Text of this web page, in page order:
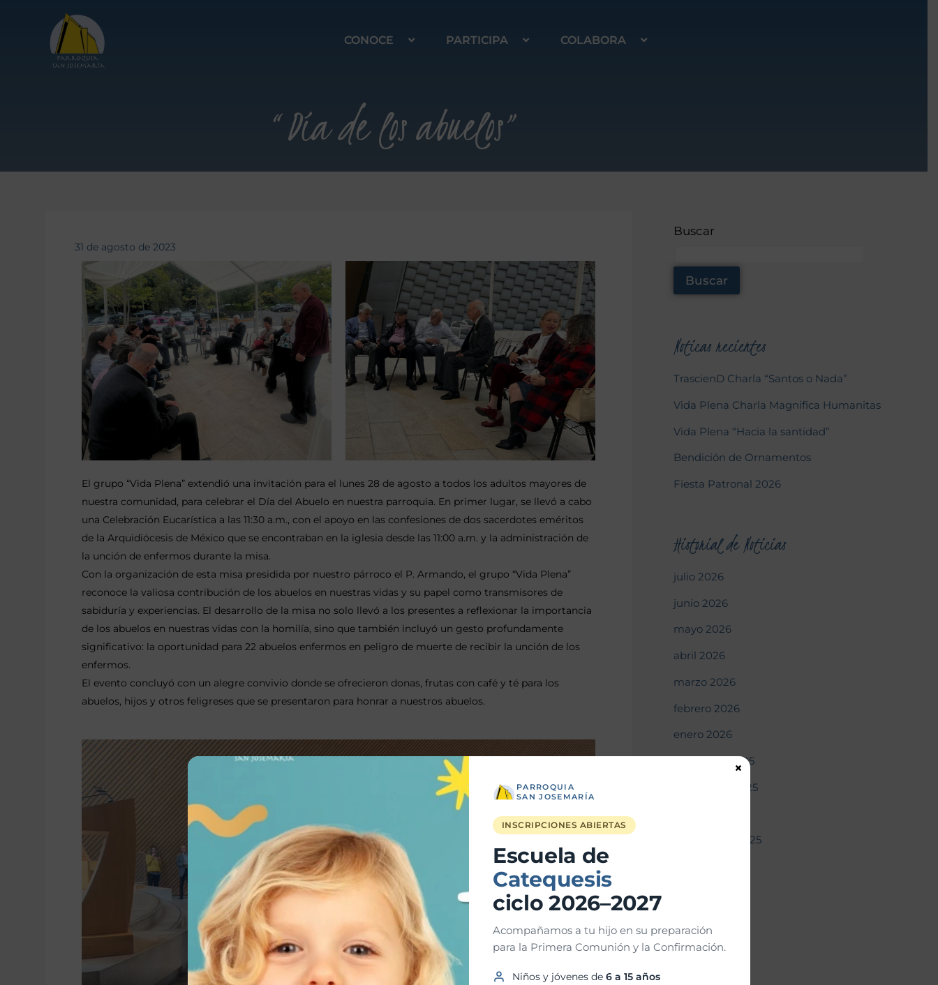
CONOCE PARTICIPA COLABORA
“Día de los abuelos”
31 de agosto de 2023
El grupo “Vida Plena” extendió una invitación para el lunes 28 de agosto a todos los adultos mayores de
nuestra comunidad, para celebrar el Día del Abuelo en nuestra parroquia. En primer lugar, se llevó a cabo
una Celebración Eucarística a las 11:30 a.m., con el apoyo en las confesiones de dos sacerdotes eméritos
de la Arquidiócesis de México que se encontraban en la iglesia desde las 11:00 a.m. y la administración de
la unción de enfermos durante la misa.
Con la organización de esta misa presidida por nuestro párroco el P. Armando, el grupo “Vida Plena”
reconoce la valiosa contribución de los abuelos en nuestras vidas y su papel como transmisores de
sabiduría y experiencias. El desarrollo de la misa no solo llevó a los presentes a reflexionar la importancia
de los abuelos en nuestras vidas con la homilía, sino que también incluyó un gesto profundamente
significativo: la oportunidad para 22 abuelos enfermos en peligro de muerte de recibir la unción de los
enfermos.
El evento concluyó con un alegre convivio donde se ofrecieron donas, frutas con café y té para los
abuelos, hijos y otros feligreses que se presentaron para honrar a nuestros abuelos.
Buscar
Buscar
Noticas recientes
TrascienD Charla “Santos o Nada”
Vida Plena Charla Magnifica Humanitas
Vida Plena “Hacia la santidad”
Bendición de Ornamentos
Fiesta Patronal 2026
Historial de Noticias
julio 2026
junio 2026
mayo 2026
abril 2026
marzo 2026
febrero 2026
enero 2026
diciembre 2025
noviembre 2025
septiembre 2025
mayo 2025
PARROQUIA
SAN JOSEMARÍA
INSCRIPCIONES ABIERTAS
Escuela de
Catequesis
ciclo 2026–2027
Acompañamos a tu hijo en su preparación
para la Primera Comunión y la Confirmación.
Niños y jóvenes de 6 a 15 años
×